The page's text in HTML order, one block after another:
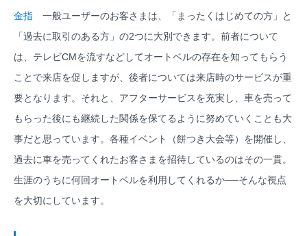
金指 一般ユーザーのお客さまは、「まったくはじめての方」と
「過去に取引のある方」の2つに大別できます。前者について
は、テレビCMを流すなどしてオートベルの存在を知ってもらう
ことで来店を促しますが、後者については来店時のサービスが重
要となります。それと、アフターサービスを充実し、車を売って
もらった後にも継続した関係を保てるように努めていくことも大
事だと思っています。各種イベント（餅つき大会等）を開催し、
過去に車を売ってくれたお客さまを招待しているのはその一貫。
生涯のうちに何回オートベルを利用してくれるか──そんな視点
を大切にしています。